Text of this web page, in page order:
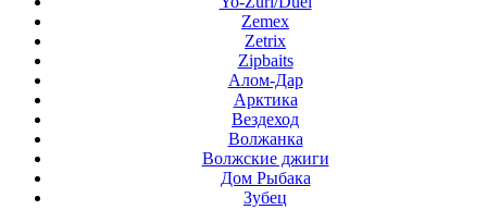
Zemex
Zetrix
Zipbaits
Алом-Дар
Арктика
Вездеход
Волжанка
Волжские джиги
Дом Рыбака
Зубец